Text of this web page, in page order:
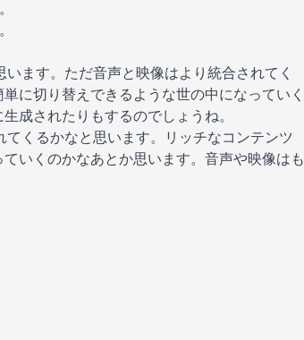
ます。ただ音声と映像はより統合されてく
に切り替えできるような世の中になっていく
成されたりもするのでしょうね。
くるかなと思います。リッチなコンテンツ
いくのかなあとか思います。音声や映像はも